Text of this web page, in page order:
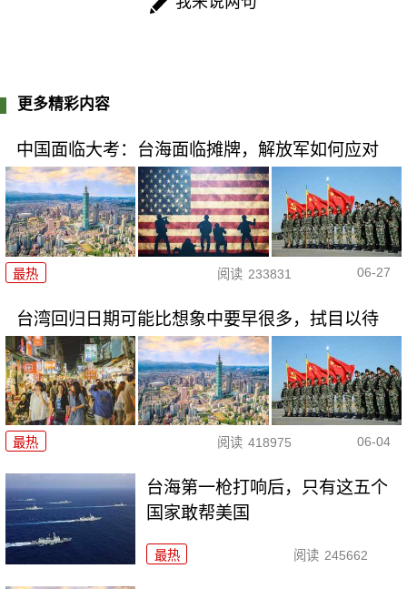
更多精彩内容
中国面临大考：台海面临摊牌，解放军如何应对
最热 阅读 233831 06-27
台湾回归日期可能比想象中要早很多，拭目以待
最热 阅读 418975 06-04
台海第一枪打响后，只有这五个
国家敢帮美国
最热 阅读 245662